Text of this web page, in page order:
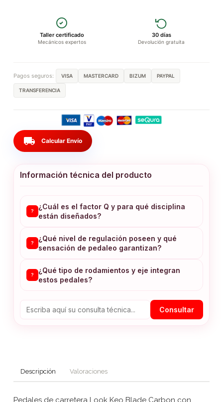
Taller certificado
Mecánicos expertos
30 días
Devolución gratuita
Pagos seguros: VISA MASTERCARD BIZUM PAYPAL
TRANSFERENCIA
local_shipping Calcular Envío
Información técnica del producto
?
¿Cuál es el factor Q y para qué disciplina
están diseñados?
?
¿Qué nivel de regulación poseen y qué
sensación de pedaleo garantizan?
?
¿Qué tipo de rodamientos y eje integran
estos pedales?
Consultar
Descripción Valoraciones
Pedales de carretera Look Keo Blade Carbon con